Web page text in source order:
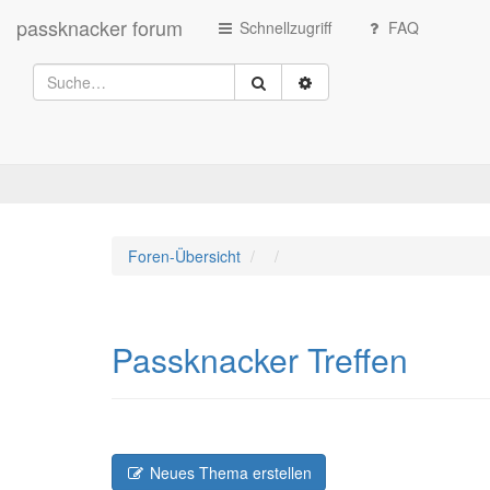
passknacker forum Schnellzugriff FAQ
Foren-Übersicht
Passknacker Treffen
Neues Thema erstellen